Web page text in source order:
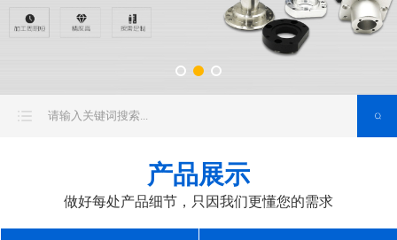
产品展示
做好每处产品细节，只因我们更懂您的需求